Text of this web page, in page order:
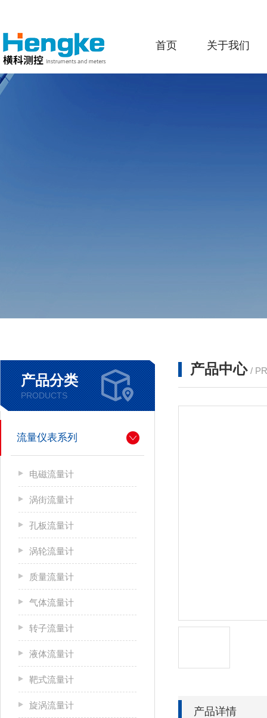
首页 关于我们
产品分类
PRODUCTS
流量仪表系列
电磁流量计
涡街流量计
孔板流量计
涡轮流量计
质量流量计
气体流量计
转子流量计
液体流量计
靶式流量计
旋涡流量计
产品中心 /
产品详情